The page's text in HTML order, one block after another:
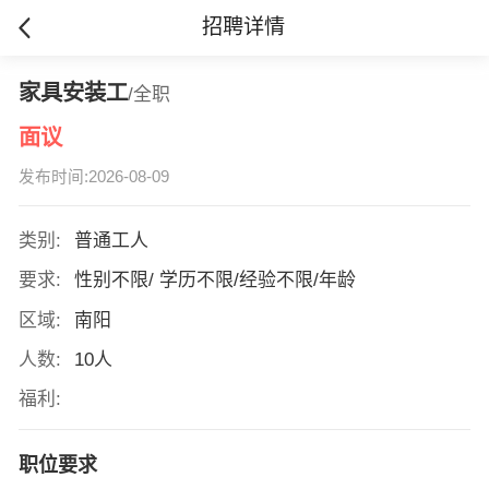
招聘详情
家具安装工/全职
面议
发布时间:2026-08-09
类别:
普通工人
要求:
性别不限/ 学历不限/经验不限/年龄
区域:
南阳
人数:
10人
福利:
职位要求